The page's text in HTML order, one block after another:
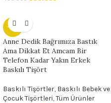
- 20%
Anne Dedik Bağrımıza Bastık
Ama Dikkat Et Amcam Bir
Telefon Kadar Yakın Erkek
Baskılı Tişört
Baskılı Tişörtler, Baskılı Bebek ve
Çocuk Tişörtleri,Tüm Ürünler